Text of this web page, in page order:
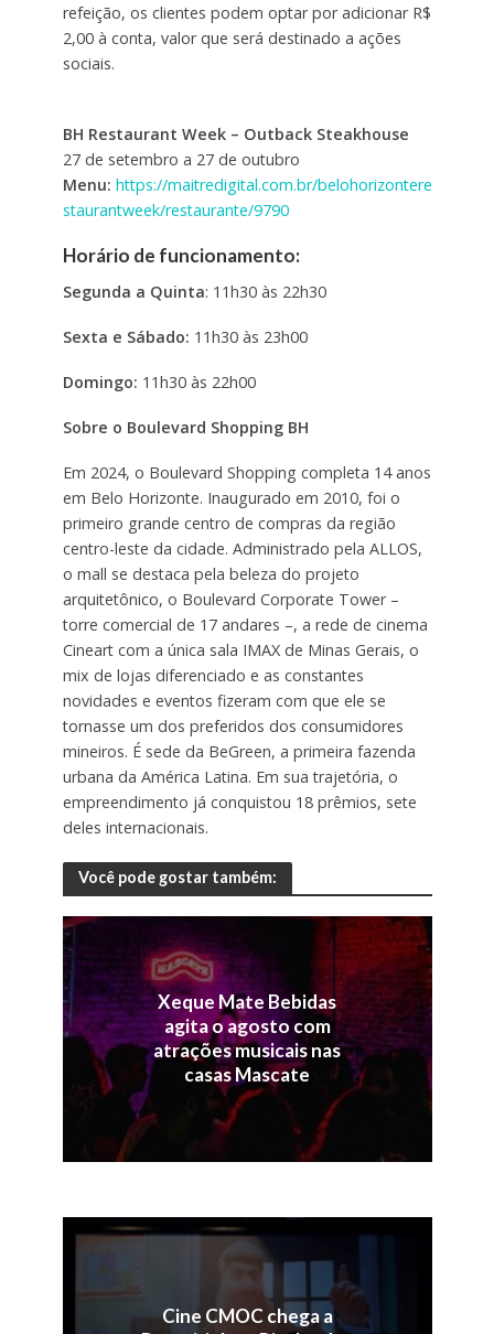
refeição, os clientes podem optar por adicionar R$
2,00 à conta, valor que será destinado a ações
sociais.
BH Restaurant Week – Outback Steakhouse
27 de setembro a 27 de outubro
Menu: https://maitredigital.com.br/belohorizontere
staurantweek/restaurante/9790
Horário de funcionamento:
Segunda a Quinta: 11h30 às 22h30
Sexta e Sábado: 11h30 às 23h00
Domingo: 11h30 às 22h00
Sobre o Boulevard Shopping BH
Em 2024, o Boulevard Shopping completa 14 anos
em Belo Horizonte. Inaugurado em 2010, foi o
primeiro grande centro de compras da região
centro-leste da cidade. Administrado pela ALLOS,
o mall se destaca pela beleza do projeto
arquitetônico, o Boulevard Corporate Tower –
torre comercial de 17 andares –, a rede de cinema
Cineart com a única sala IMAX de Minas Gerais, o
mix de lojas diferenciado e as constantes
novidades e eventos fizeram com que ele se
tornasse um dos preferidos dos consumidores
mineiros. É sede da BeGreen, a primeira fazenda
urbana da América Latina. Em sua trajetória, o
empreendimento já conquistou 18 prêmios, sete
deles internacionais.
Você pode gostar também:
Xeque Mate Bebidas
agita o agosto com
atrações musicais nas
casas Mascate
Cine CMOC chega a